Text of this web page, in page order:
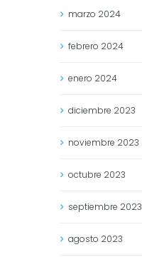
marzo 2024
febrero 2024
enero 2024
diciembre 2023
noviembre 2023
octubre 2023
septiembre 2023
agosto 2023